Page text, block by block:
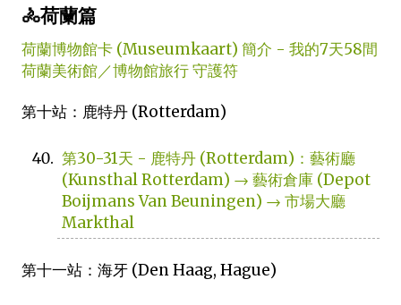
🚴荷蘭篇
荷蘭博物館卡 (Museumkaart) 簡介 - 我的7天58間
荷蘭美術館／博物館旅行 守護符
第十站：鹿特丹 (Rotterdam)
第30-31天 - 鹿特丹 (Rotterdam)：藝術廳
(Kunsthal Rotterdam) → 藝術倉庫 (Depot
Boijmans Van Beuningen) → 市場大廳
Markthal
第十一站：海牙 (Den Haag, Hague)